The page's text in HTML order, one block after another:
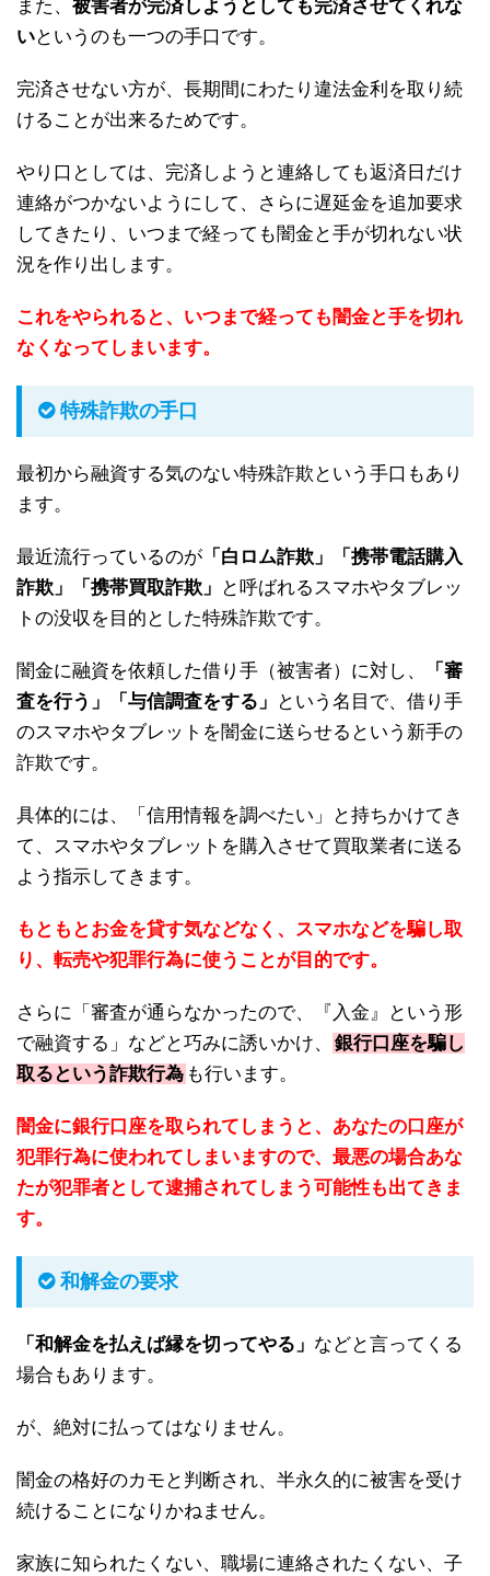
また、 被害者が完済しようとしても完済させてくれな
いというのも一つの手口です。
完済させない方が、長期間にわたり違法金利を取り続
けることが出来るためです。
やり口としては、完済しようと連絡しても返済日だけ
連絡がつかないようにして、さらに遅延金を追加要求
してきたり、いつまで経っても闇金と手が切れない状
況を作り出します。
これをやられると、いつまで経っても闇金と手を切れ
なくなってしまいます。
特殊詐欺の手口
最初から融資する気のない特殊詐欺という手口もあり
ます。
最近流行っているのが 「白ロム詐欺」「携帯電話購入
詐欺」「携帯買取詐欺」
と呼ばれるスマホやタブレッ
トの没収を目的とした特殊詐欺です。
闇金に融資を依頼した借り手（被害者）に対し、
「審
査を行う」「与信調査をする」
という名目で、借り手
のスマホやタブレットを闇金に送らせるという新手の
詐欺です。
具体的には、「信用情報を調べたい」と持ちかけてき
て、スマホやタブレットを購入させて買取業者に送る
よう指示してきます。
もともとお金を貸す気などなく、スマホなどを騙し取
り、転売や犯罪行為に使うことが目的です。
さらに「審査が通らなかったので、『入金』という形
で融資する」などと巧みに誘いかけ、
銀行口座を騙し
取るという詐欺行為 も行います。
闇金に銀行口座を取られてしまうと、あなたの口座が
犯罪行為に使われてしまいますので、最悪の場合あな
たが犯罪者として逮捕されてしまう可能性も出てきま
す。
和解金の要求
「和解金を払えば縁を切ってやる」 などと言ってくる
場合もあります。
が、絶対に払ってはなりません。
闇金の格好のカモと判断され、半永久的に被害を受け
続けることになりかねません。
家族に知られたくない、職場に連絡されたくない、子